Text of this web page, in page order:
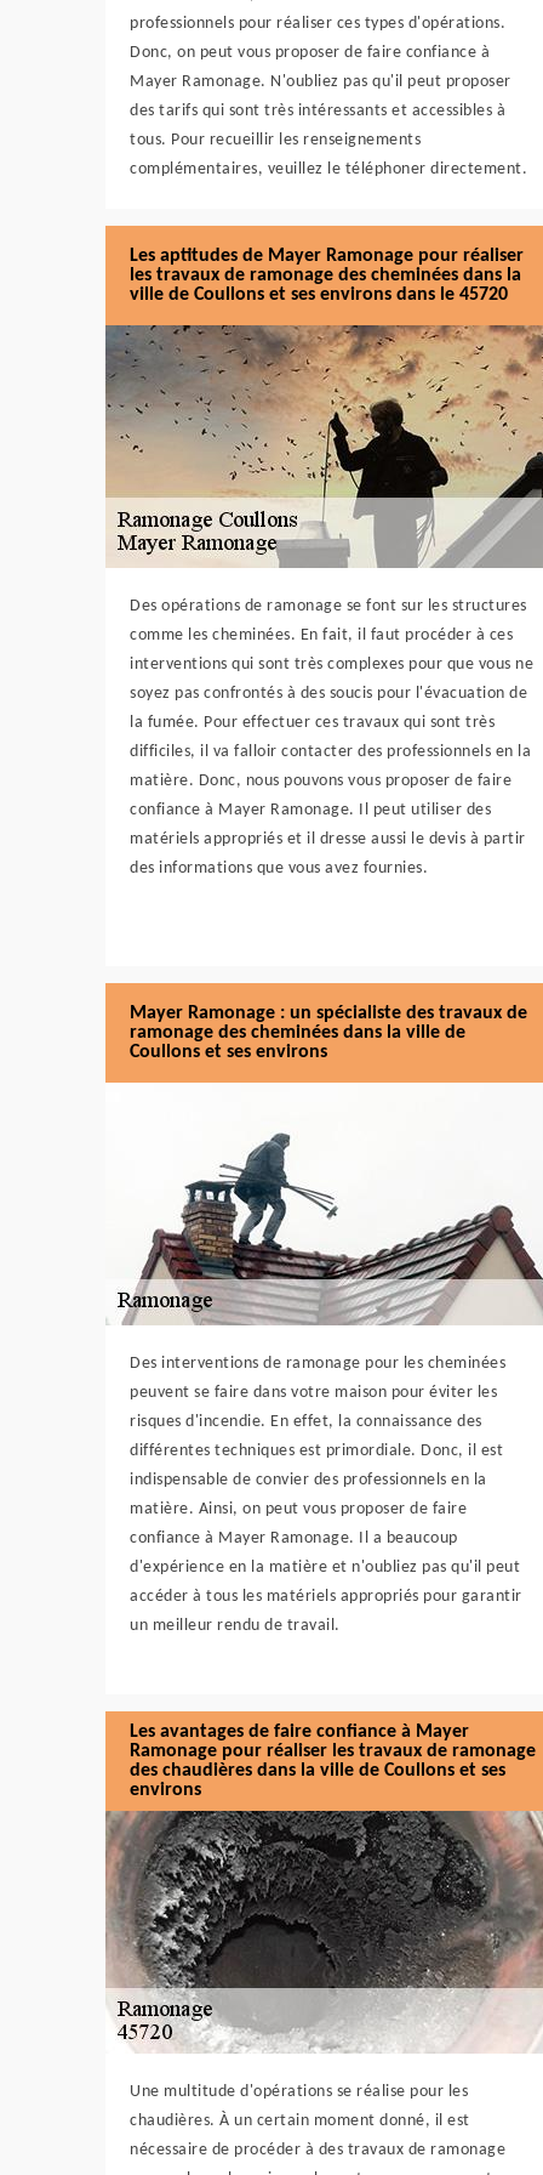
professionnels pour réaliser ces types d'opérations.
Donc, on peut vous proposer de faire confiance à
Mayer Ramonage. N'oubliez pas qu'il peut proposer
des tarifs qui sont très intéressants et accessibles à
tous. Pour recueillir les renseignements
complémentaires, veuillez le téléphoner directement.
Les aptitudes de Mayer Ramonage pour réaliser
les travaux de ramonage des cheminées dans la
ville de Coullons et ses environs dans le 45720
Des opérations de ramonage se font sur les structures
comme les cheminées. En fait, il faut procéder à ces
interventions qui sont très complexes pour que vous ne
soyez pas confrontés à des soucis pour l'évacuation de
la fumée. Pour effectuer ces travaux qui sont très
difficiles, il va falloir contacter des professionnels en la
matière. Donc, nous pouvons vous proposer de faire
confiance à Mayer Ramonage. Il peut utiliser des
matériels appropriés et il dresse aussi le devis à partir
des informations que vous avez fournies.
Mayer Ramonage : un spécialiste des travaux de
ramonage des cheminées dans la ville de
Coullons et ses environs
Des interventions de ramonage pour les cheminées
peuvent se faire dans votre maison pour éviter les
risques d'incendie. En effet, la connaissance des
différentes techniques est primordiale. Donc, il est
indispensable de convier des professionnels en la
matière. Ainsi, on peut vous proposer de faire
confiance à Mayer Ramonage. Il a beaucoup
d'expérience en la matière et n'oubliez pas qu'il peut
accéder à tous les matériels appropriés pour garantir
un meilleur rendu de travail.
Les avantages de faire confiance à Mayer
Ramonage pour réaliser les travaux de ramonage
des chaudières dans la ville de Coullons et ses
environs
Une multitude d'opérations se réalise pour les
chaudières. À un certain moment donné, il est
nécessaire de procéder à des travaux de ramonage